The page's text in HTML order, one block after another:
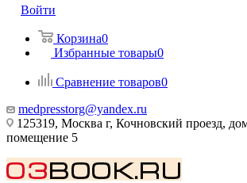
Войти
Корзина0
Избранные товары0
Сравнение товаров0
medpresstorg@yandex.ru
125319, Москва г, Кочновский проезд,
помещение 5